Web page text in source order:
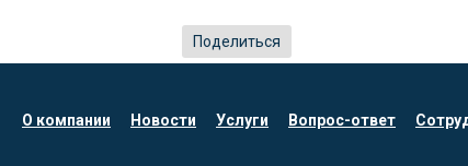
Поделиться
О компании Новости Услуги Вопрос-ответ